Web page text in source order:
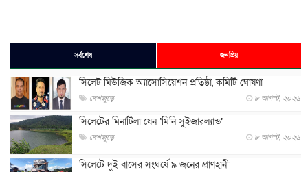
সর্বশেষ জনপ্রিয়
সিলেট মিউজিক অ্যাসোসিয়েশন প্রতিষ্ঠা, কমিটি ঘোষণা
দেশজুড়ে ৮ আগস্ট, ২০২৬
সিলেটের মিনাটিলা যেন ‘মিনি সুইজারল্যান্ড’
দেশজুড়ে ৮ আগস্ট, ২০২৬
সিলেটে দুই বাসের সংঘর্ষে ৯ জনের প্রাণহানী